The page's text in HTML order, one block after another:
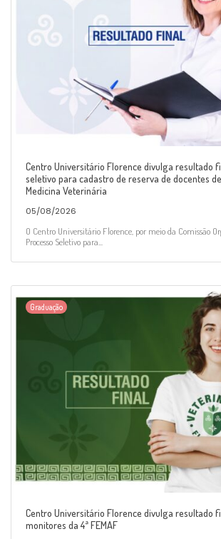
Centro Universitário Florence divulga resultado
seletivo para cadastro de reserva de docentes
Medicina Veterinária
05/08/2026
O Centro Universitário Florence, por meio da Comissão
Processo Seletivo para...
Graduação
Centro Universitário Florence divulga resultado
monitores da 4ª FEMAF